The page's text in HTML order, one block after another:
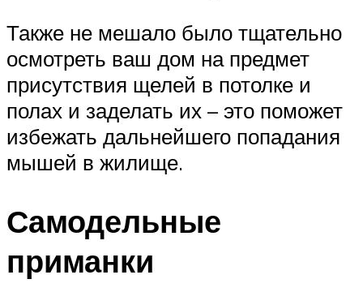
Также не мешало было тщательно
осмотреть ваш дом на предмет
присутствия щелей в потолке и
полах и заделать их – это поможет
избежать дальнейшего попадания
мышей в жилище.
Самодельные
приманки